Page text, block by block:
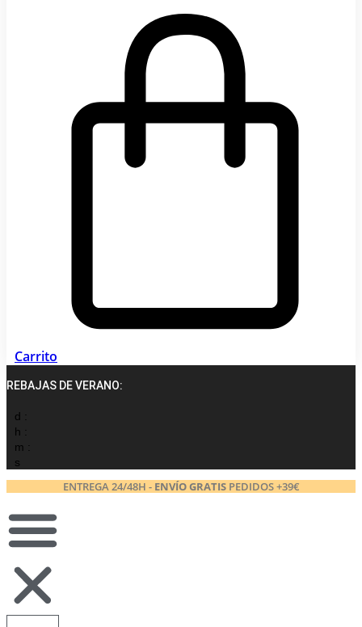
Carrito
REBAJAS DE VERANO:
d :
h :
m :
s
ENTREGA 24/48H - ENVÍO GRATISPEDIDOS +39€